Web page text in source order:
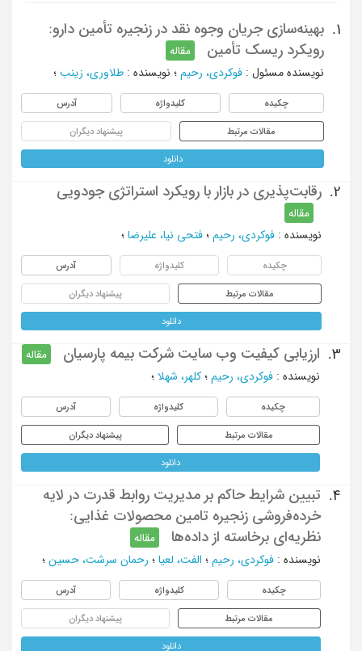
1.
بهینه‌سازی جریان وجوه نقد در زنجیره تأمین دارو:
رویکرد ریسک تأمین
مقاله
نویسنده مسئول : فوکردی، رحیم ؛ نویسنده : طلاوری، زینب ؛
چکیده کلیدواژه آدرس
مقالات مرتبط پیشنهاد دیگران
دانلود
2. رقابت‌پذیری در بازار با رویکرد استراتژی جودویی
مقاله
نویسنده : فوکردی، رحیم ؛ فتحی نیا، علیرضا ؛
چکیده کلیدواژه آدرس
مقالات مرتبط پیشنهاد دیگران
دانلود
3. ارزیابی کیفیت وب سایت شرکت بیمه پارسیان
مقاله
نویسنده : فوکردی، رحیم ؛ کلهر، شهلا ؛
چکیده کلیدواژه آدرس
مقالات مرتبط پیشنهاد دیگران
دانلود
4.
تبیین شرایط حاکم بر مدیریت روابط قدرت در لایه‌
خرده‌فروشی زنجیره‌ تامین محصولات غذایی:
نظریه‌ای برخاسته از داده‌ها
مقاله
نویسنده : فوکردی، رحیم ؛ الفت، لعیا ؛ رحمان سرشت، حسین ؛
چکیده کلیدواژه آدرس
مقالات مرتبط پیشنهاد دیگران
دانلود